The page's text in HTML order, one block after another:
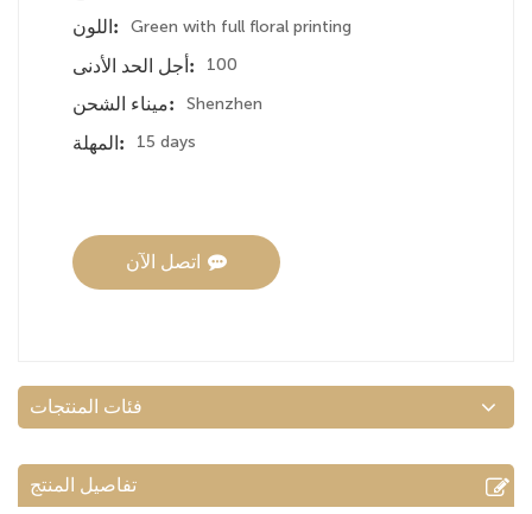
اللون:
Green with full floral printing
أجل الحد الأدنى:
100
ميناء الشحن:
Shenzhen
المهلة:
15 days
اتصل الآن
فئات المنتجات
تفاصيل المنتج